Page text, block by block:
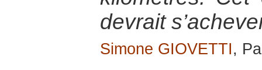
devrait
Simone GIOVETTI,